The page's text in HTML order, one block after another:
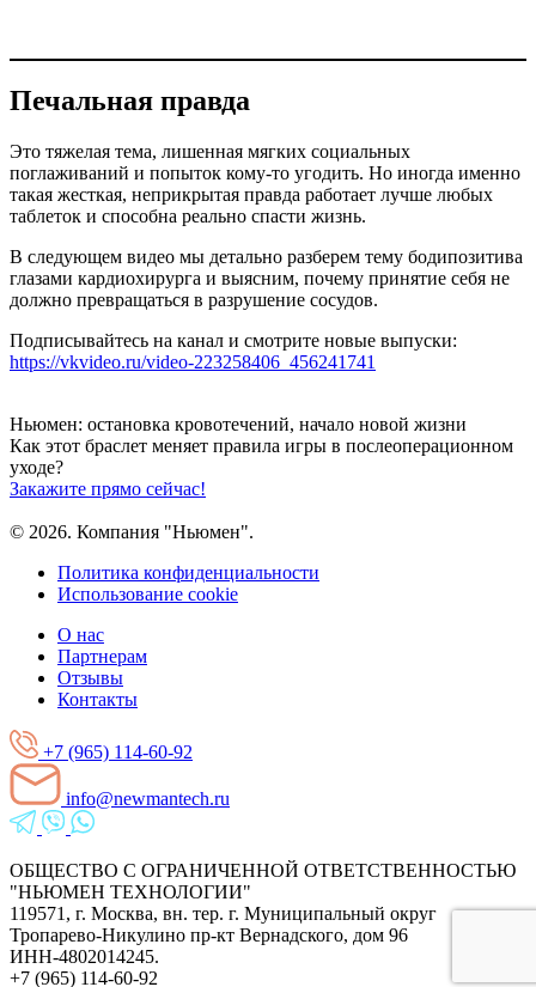
Печальная правда
Это тяжелая тема, лишенная мягких социальных
поглаживаний и попыток кому-то угодить. Но иногда именно
такая жесткая, неприкрытая правда работает лучше любых
таблеток и способна реально спасти жизнь.
В следующем видео мы детально разберем тему бодипозитива
глазами кардиохирурга и выясним, почему принятие себя не
должно превращаться в разрушение сосудов.
Подписывайтесь на канал и смотрите новые выпуски:
https://vkvideo.ru/video-223258406_456241741
Ньюмен: остановка кровотечений, начало новой жизни
Как этот браслет меняет правила игры в послеоперационном
уходе?
Закажите прямо сейчас!
© 2026. Компания "Ньюмен".
Политика конфиденциальности
Использование cookie
О нас
Партнерам
Отзывы
Контакты
+7 (965) 114-60-92
info@newmantech.ru
ОБЩЕСТВО С ОГРАНИЧЕННОЙ ОТВЕТСТВЕННОСТЬЮ
"НЬЮМЕН ТЕХНОЛОГИИ"
119571, г. Москва, вн. тер. г. Муниципальный округ
Тропарево-Никулино пр-кт Вернадского, дом 96
ИНН-4802014245.
+7 (965) 114-60-92